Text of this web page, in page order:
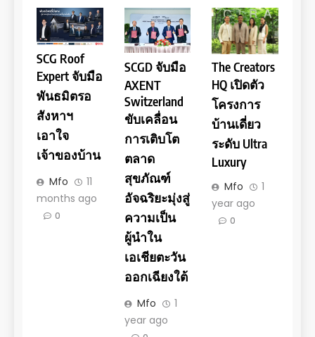
SCG Roof
Expert จับมือ
พันธมิตรอ
สังหาฯ
เอาใจ
เจ้าของบ้าน
Mfo
11
months ago
0
SCGD จับมือ
AXENT
Switzerland
ขับเคลื่อน
การเติบโต
ตลาด
สุขภัณฑ์
อัจฉริยะมุ่งสู่
ความเป็น
ผู้นำใน
เอเชียตะวัน
ออกเฉียงใต้
Mfo
1
year ago
The Creators
HQ เปิดตัว
โครงการ
บ้านเดี่ยว
ระดับ Ultra
Luxury
Mfo
1
year ago
0